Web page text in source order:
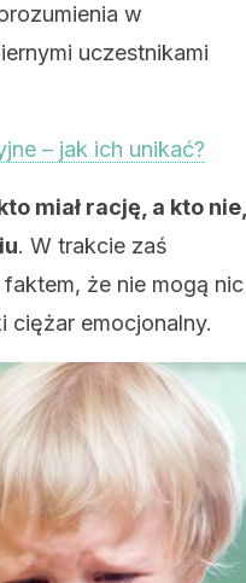
w
uczestnikami
– jak ich unikać?
miał rację, a kto nie,
. W trakcie zaś
że nie mogą nic
ciężar emocjonalny.